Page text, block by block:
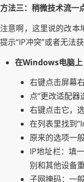
方法三：稍微技术流
注意啊，这里说的改本
提示“IP冲突”或者无法
在Windows电脑上
右键点击屏幕
点“更改适配器
右键点击它，选
在列表里找到
原来的选项一
IP地址栏：填
别和其他设备
子网掩码：一